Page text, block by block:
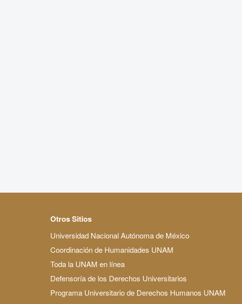
Otros Sitios
Universidad Nacional Autónoma de México
Coordinación de Humanidades UNAM
Toda la UNAM en línea
Defensoría de los Derechos Universitarios
Programa Universitario de Derechos Humanos UNAM